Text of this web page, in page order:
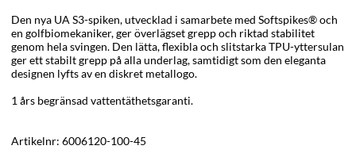
Den nya UA S3-spiken, utvecklad i samarbete med Softspikes® och
en golfbiomekaniker, ger överlägset grepp och riktad stabilitet
genom hela svingen. Den lätta, flexibla och slitstarka TPU-yttersulan
ger ett stabilt grepp på alla underlag, samtidigt som den eleganta
designen lyfts av en diskret metallogo.
1 års begränsad vattentäthetsgaranti.
Artikelnr: 6006120-100-45